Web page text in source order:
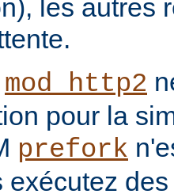
les autres
mod_http2
pour la
prefork
exécutez